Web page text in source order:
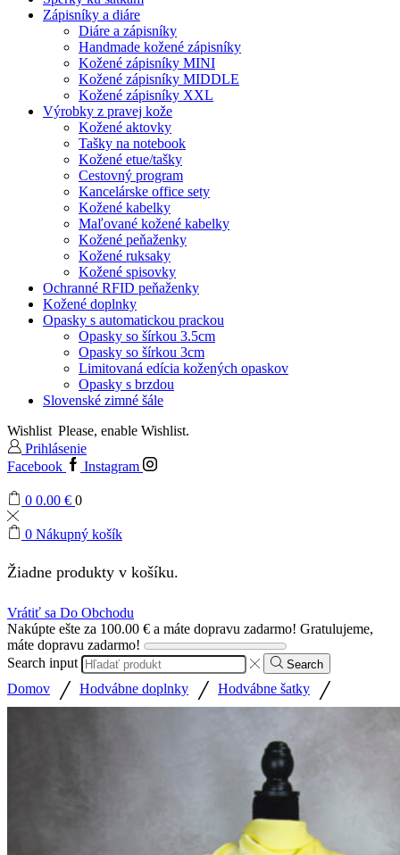
Zápisníky a diáre
Diáre a zápisníky
Handmade kožené zápisníky
Kožené zápisníky MINI
Kožené zápisníky MIDDLE
Kožené zápisníky XXL
Výrobky z pravej kože
Kožené aktovky
Tašky na notebook
Kožené etue/tašky
Cestovný program
Kancelárske office sety
Kožené kabelky
Maľované kožené kabelky
Kožené peňaženky
Kožené ruksaky
Kožené spisovky
Ochranné RFID peňaženky
Kožené doplnky
Opasky s automatickou prackou
Opasky so šírkou 3.5cm
Opasky so šírkou 3cm
Limitovaná edícia kožených opaskov
Opasky s brzdou
Slovenské zimné šále
Wishlist Please, enable Wishlist.
Prihlásenie
Facebook
Instagram
0 0.00 € 0
0 Nákupný košík
Žiadne produkty v košíku.
Vrátiť sa Do Obchodu
Nakúpte ešte za 100.00 € a máte dopravu zadarmo! Gratulujeme,
máte dopravu zadarmo!
Search input
Search
Domov / Hodvábne doplnky / Hodvábne šatky /